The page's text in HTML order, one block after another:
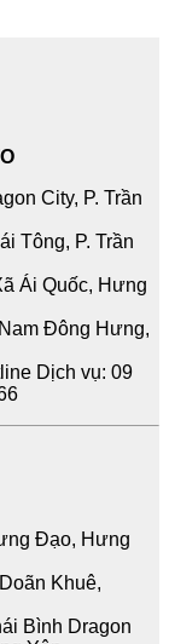
City, P. Trần
Tông, P. Trần
Ái Quốc, Hưng
Đông Hưng,
Dịch vụ: 09
Đạo, Hưng
Khuê,
Bình Dragon